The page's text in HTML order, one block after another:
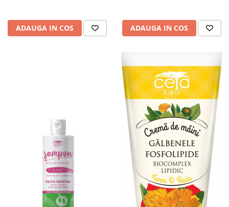
ADAUGA IN COS ADAUGA IN COS